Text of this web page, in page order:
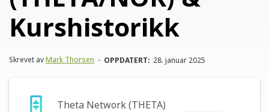
Kurshistorikk
Skrevet avMark Thorsen - OPPDATERT: 28. januar 2025
Theta Network (THETA)